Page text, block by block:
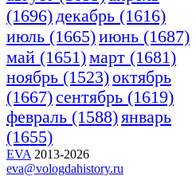
(1696)декабрь (1616)
июль (1665)июнь (1687)
май (1651)март (1681)
ноябрь (1523)октябрь
(1667)сентябрь (1619)
февраль (1588)январь
(1655)
EVA 2013-2026
eva@vologdahistory.ru